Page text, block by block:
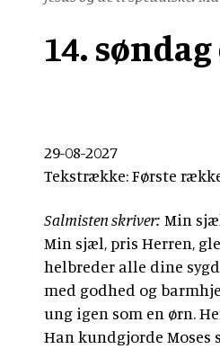
14.
29-08-2027
Tekstrække: Første
Salmisten skriver: Min
Min sjæl, pris Herren,
helbreder alle dine
med godhed og
ung igen som en ørn.
Han kundgjorde Moses